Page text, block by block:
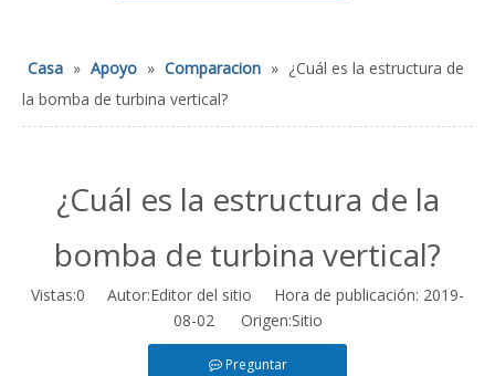
Casa » Apoyo » Comparacion » ¿Cuál es la estructura de
la bomba de turbina vertical?
¿Cuál es la estructura de la
bomba de turbina vertical?
Vistas:0 Autor:Editor del sitio Hora de publicación: 2019-
08-02 Origen:Sitio
Preguntar